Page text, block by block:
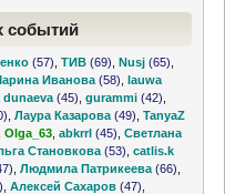
событий
(57) ,ТИВ (69) ,Nusj (65)
Иванова (58) ,lauwa
dunaeva (45) ,gurammi (42)
,Лаура Казарова (49) ,TanyaZ
,Olga_63 ,abkrrl (45) ,Светлана
Становкова (53) ,catlis.k
,Людмила Патрикеева (66)
,Алексей Сахаров (47)